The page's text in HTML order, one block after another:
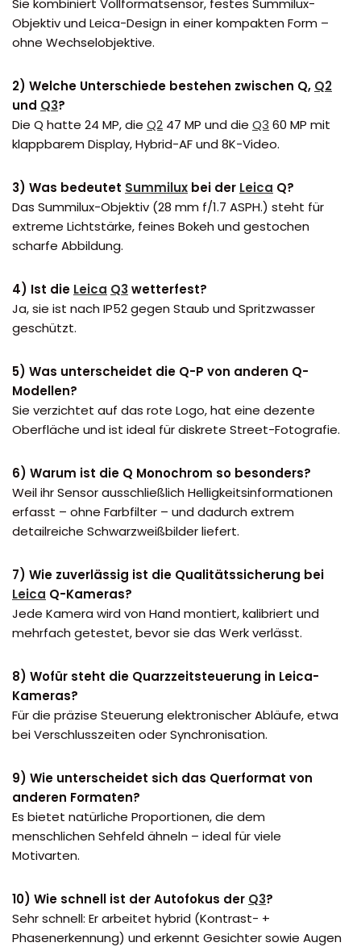
Objektiv und Leica-Design in einer kompakten Form –
ohne Wechselobjektive.
2) Welche Unterschiede bestehen zwischen Q, Q2
und Q3?
Die Q hatte 24 MP, die Q2 47 MP und die Q3 60 MP mit
klappbarem Display, Hybrid-AF und 8K-Video.
3) Was bedeutet Summilux bei der Leica Q?
Das Summilux-Objektiv (28 mm f/1.7 ASPH.) steht für
extreme Lichtstärke, feines Bokeh und gestochen
scharfe Abbildung.
4) Ist die Leica Q3 wetterfest?
Ja, sie ist nach IP52 gegen Staub und Spritzwasser
geschützt.
5) Was unterscheidet die Q-P von anderen Q-
Modellen?
Sie verzichtet auf das rote Logo, hat eine dezente
Oberfläche und ist ideal für diskrete Street-Fotografie.
6) Warum ist die Q Monochrom so besonders?
Weil ihr Sensor ausschließlich Helligkeitsinformationen
erfasst – ohne Farbfilter – und dadurch extrem
detailreiche Schwarzweißbilder liefert.
7) Wie zuverlässig ist die Qualitätssicherung bei
Leica Q-Kameras?
Jede Kamera wird von Hand montiert, kalibriert und
mehrfach getestet, bevor sie das Werk verlässt.
8) Wofür steht die Quarzzeitsteuerung in Leica-
Kameras?
Für die präzise Steuerung elektronischer Abläufe, etwa
bei Verschlusszeiten oder Synchronisation.
9) Wie unterscheidet sich das Querformat von
anderen Formaten?
Es bietet natürliche Proportionen, die dem
menschlichen Sehfeld ähneln – ideal für viele
Motivarten.
10) Wie schnell ist der Autofokus der Q3?
Sehr schnell: Er arbeitet hybrid (Kontrast- +
Phasenerkennung) und erkennt Gesichter sowie Augen